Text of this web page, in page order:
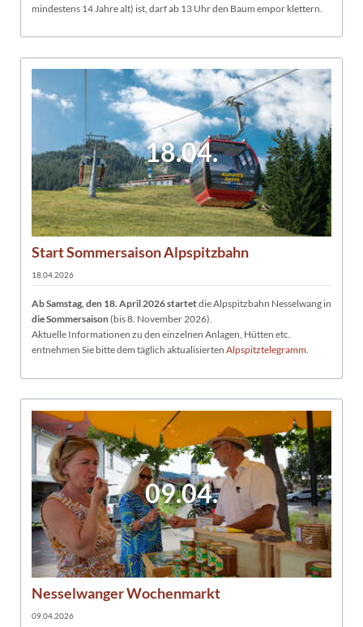
mindestens 14 Jahre alt) ist, darf ab 13 Uhr den Baum empor klettern.
18.04.
Start Sommersaison Alpspitzbahn
18.04.2026
Ab Samstag, den 18. April 2026 startetdie Alpspitzbahn Nesselwang in
die Sommersaison(bis 8. November 2026).
Aktuelle Informationen zu den einzelnen Anlagen, Hütten etc.
entnehmen Sie bitte dem täglich aktualisierten Alpspitztelegramm.
09.04.
Nesselwanger Wochenmarkt
09.04.2026